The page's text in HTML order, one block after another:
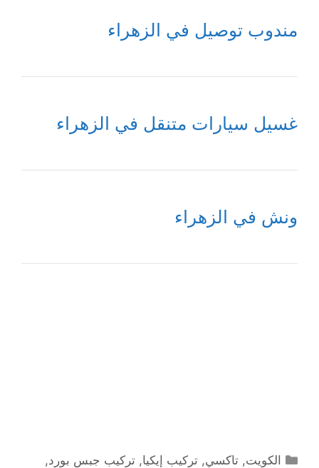
مندوب توصيل في الزهراء
غسيل سيارات متنقل في الزهراء
ونش في الزهراء
التصنيفات
الكويت,تاكسي,تركيب إيكيا,تركيب جبس بورد,